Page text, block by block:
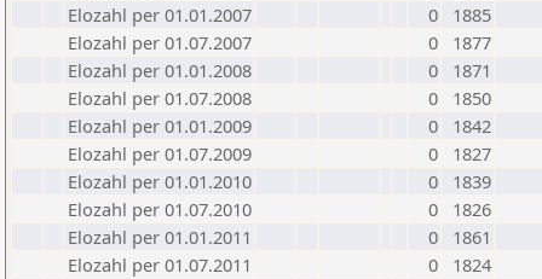
Elozahl per 01.01.2007
0
1885
Elozahl per 01.07.2007
0
1877
Elozahl per 01.01.2008
0
1871
Elozahl per 01.07.2008
0
1850
Elozahl per 01.01.2009
0
1842
Elozahl per 01.07.2009
0
1827
Elozahl per 01.01.2010
0
1839
Elozahl per 01.07.2010
0
1826
Elozahl per 01.01.2011
0
1861
Elozahl per 01.07.2011
0
1824